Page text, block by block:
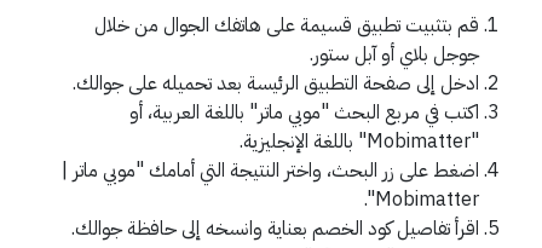
قم بتثبيت تطبيق قسيمة على هاتفك الجوال من خلال
جوجل بلاي أو آبل ستور.
ادخل إلى صفحة التطبيق الرئيسة بعد تحميله على جوالك.
اكتب في مربع البحث "موبي ماتر" باللغة العربية، أو
"Mobimatter" باللغة الإنجليزية.
اضغط على زر البحث، واختر النتيجة التي أمامك "موبي ماتر |
Mobimatter".
اقرأ تفاصيل كود الخصم بعناية وانسخه إلى حافظة جوالك.